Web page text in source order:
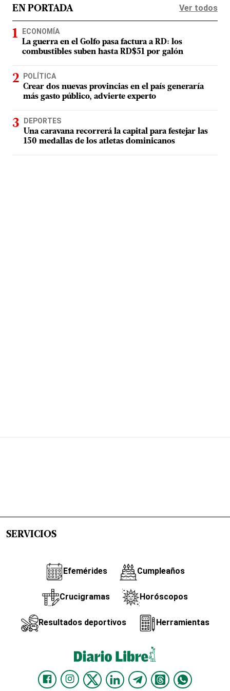
EN PORTADA Ver todos
ECONOMÍA
La guerra en el Golfo pasa factura a RD: los
combustibles suben hasta RD$51 por galón
POLÍTICA
Crear dos nuevas provincias en el país generaría
más gasto público, advierte experto
DEPORTES
Una caravana recorrerá la capital para festejar las
150 medallas de los atletas dominicanos
SERVICIOS
Efemérides Cumpleaños
Crucigramas Horóscopos
Resultados deportivos Herramientas